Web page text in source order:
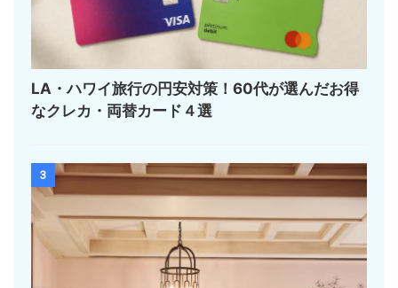
LA・ハワイ旅行の円安対策！60代が選んだお得
なクレカ・両替カード４選
3